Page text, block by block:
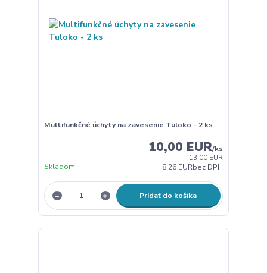
Multifunkčné úchyty na zavesenie Tuloko - 2 ks
13,00 EUR
10,00 EUR/ks
8,26 EURbez DPH
Skladom
Pridať do košíka